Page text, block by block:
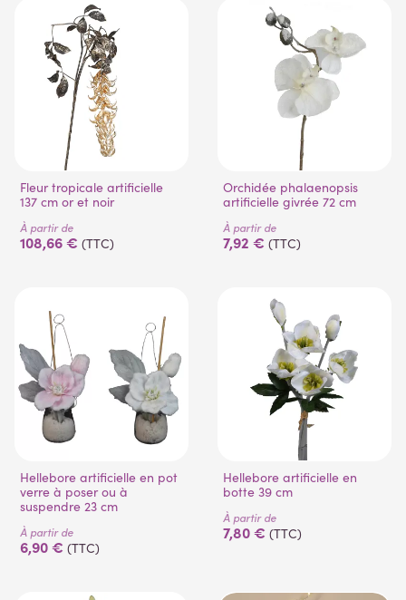
Fleur tropicale artificielle
137 cm or et noir
À partir de
108,66 € (TTC)
Orchidée phalaenopsis
artificielle givrée 72 cm
À partir de
7,92 € (TTC)
Hellebore artificielle en pot
verre à poser ou à
suspendre 23 cm
À partir de
6,90 € (TTC)
Hellebore artificielle en
botte 39 cm
À partir de
7,80 € (TTC)